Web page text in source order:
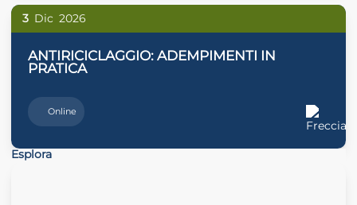
3 Dic 2026
ANTIRICICLAGGIO: ADEMPIMENTI IN
PRATICA
Online
Esplora